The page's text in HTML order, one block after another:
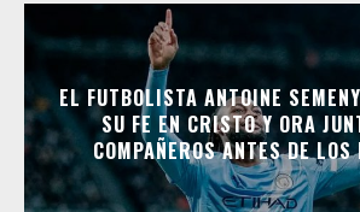
EL FUTBOLISTA ANTOINE
SU FE EN CRISTO Y ORA
COMPAÑEROS ANTES DE LOS